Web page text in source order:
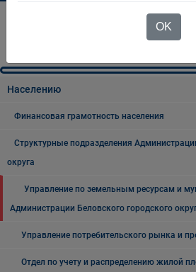
Населению
Финансовая грамотность населения
Структурные подразделения
округа
Управление по земельным ресурсам и
Администрации Беловского городского
Управление потребительского рынка и
Отдел по учету и распределению жилой
OK